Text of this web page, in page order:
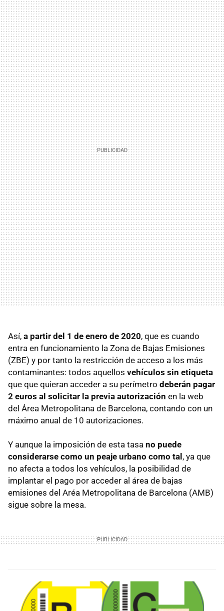
Así, a partir del 1 de enero de 2020, que es cuando
entra en funcionamiento la Zona de Bajas Emisiones
(ZBE) y por tanto la restricción de acceso a los más
contaminantes: todos aquellos vehículos sin etiqueta
que que quieran acceder a su perímetro deberán pagar
2 euros al solicitar la previa autorización en la web
del Área Metropolitana de Barcelona, contando con un
máximo anual de 10 autorizaciones.
Y aunque la imposición de esta tasa no puede
considerarse como un peaje urbano como tal, ya que
no afecta a todos los vehículos, la posibilidad de
implantar el pago por acceder al área de bajas
emisiones del Aréa Metropolitana de Barcelona (AMB)
sigue sobre la mesa.